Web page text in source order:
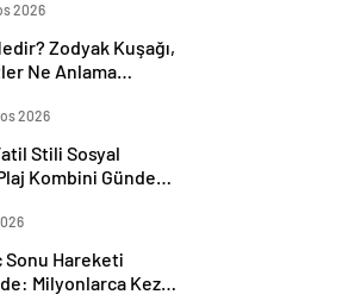
2026
Zodyak Kuşağı,
Ne Anlama
2026
Stili Sosyal
Kombini Gündem
Sonu Hareketi
Milyonlarca Kez